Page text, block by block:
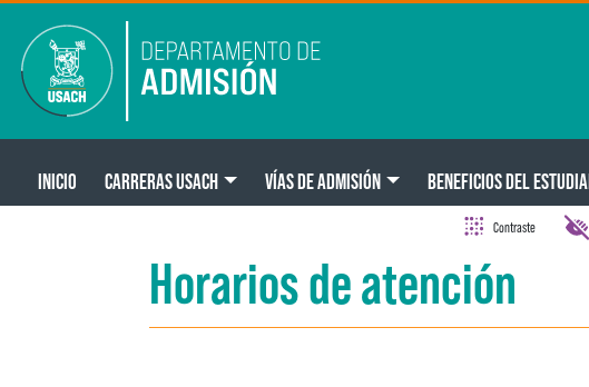
Main navigation
INICIO CARRERAS USACH VÍAS DE ADMISIÓN BENEFICIOS DEL
Contraste
Horarios de atención